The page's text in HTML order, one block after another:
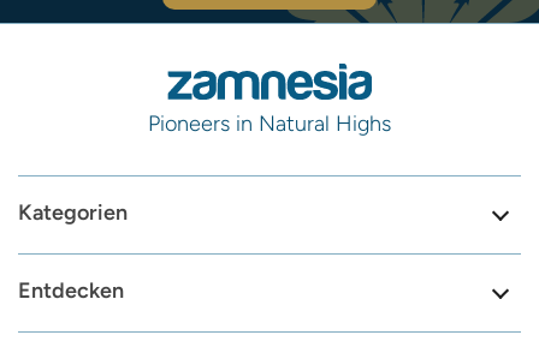
Pioneers in Natural Highs
Kategorien
Entdecken